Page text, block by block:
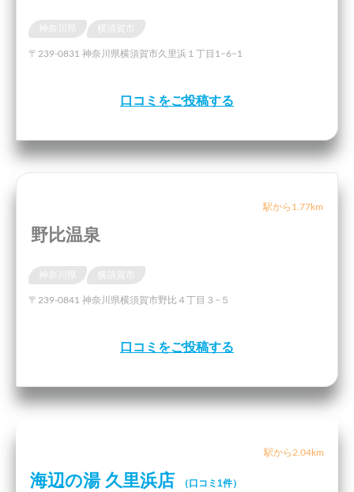
〒239-0831 神奈川県横須賀市久里浜１丁目1−6−1
口コミをご投稿する
駅から1.77km
野比温泉
〒239-0841 神奈川県横須賀市野比４丁目３−５
口コミをご投稿する
駅から2.04km
海辺の湯 久里浜店 （口コミ1件）